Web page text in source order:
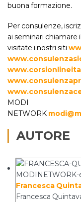
buona formazione.
Per consulenze,
ai seminari chiamare
visitate i nostri siti
MODI
NETWORK
AUTORE
Francesca
Francesca